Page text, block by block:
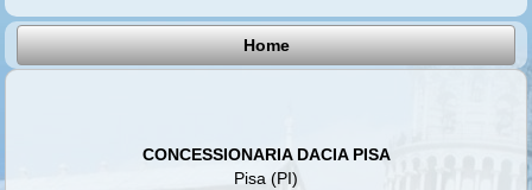
Home
CONCESSIONARIA DACIA PISA
Pisa (PI)